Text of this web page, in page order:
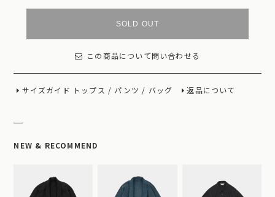
SOLD OUT
この商品について問い合わせる
サイズガイド トップス / パンツ / バッグ 返品について
NEW & RECOMMEND